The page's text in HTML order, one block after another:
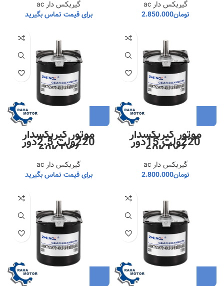
گیربکس دار ac
تومان2.850.000
گیربکس دار ac
برای قیمت تماس بگیرید
موتور گیربکسدار
220ولت 15دور60KTYZ
گیربکس دار ac
تومان2.800.000
موتور گیربکسدار
220ولت 2.5دور60KTYZ
گیربکس دار ac
برای قیمت تماس بگیرید